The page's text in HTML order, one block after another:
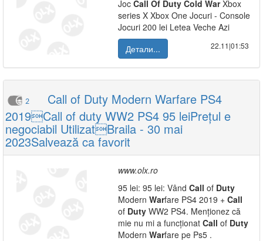
Joc Call Of Duty Cold WarXbox
series X Xbox One Jocuri - Console
Jocuri 200 lei Letea Veche Azi
Детали...
22.11|01:53
2
Call of Duty Modern Warfare PS4
2019Call of duty WW2 PS4 95 leiPrețul e
negociabil UtilizatBraila - 30 mai
2023Salvează ca favorit
www.olx.ro
95 lei: 95 lei: Vând Call of Duty
Modern Warfare PS4 2019 + Call
of Duty WW2 PS4. Menționez că
mie nu mi a funcționat Call of Duty
Modern Warfare pe Ps5 .